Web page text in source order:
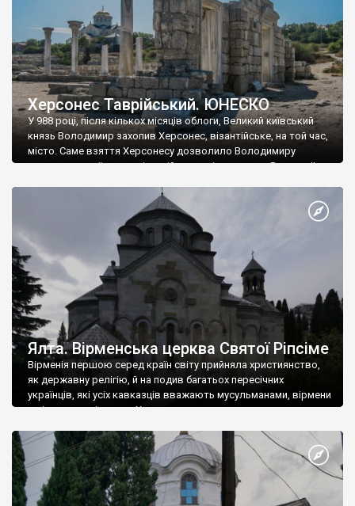
Херсонес Таврійський. ЮНЕСКО
У 988 році, після кількох місяців облоги, Великий київський
князь Володимир захопив Херсонес, візантійське, на той час,
місто. Саме взяття Херсонесу дозволило Володимиру
диктувати свої умови візантійському імператору Василю ІІ, та
Херсонесі Володимир-язичник, став Василем-християнином.
А потім було Хрещення Русі. На честь Херсонесу Таврійського
Ялта. Вірменська церква Святої Ріпсіме
Вірменія першою серед країн світу прийняла християнство,
як державну релігію, й на подив багатьох пересічних
українців, які усіх кавказців вважають мусульманами, вірмени
є відданими вірянами Христа